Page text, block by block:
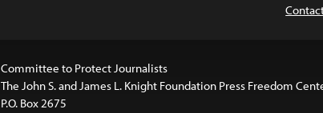
Committee to Protect Journalists
The John S. and James L. Knight Foundation Press Freedom
P.O. Box 2675